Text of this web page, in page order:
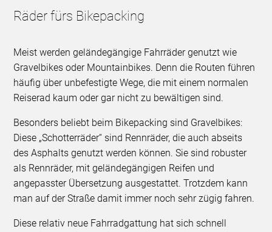
Räder fürs Bikepacking
Meist werden geländegängige Fahrräder genutzt wie
Gravelbikes oder Mountainbikes. Denn die Routen führen
häufig über unbefestigte Wege, die mit einem normalen
Reiserad kaum oder gar nicht zu bewältigen sind.
Besonders beliebt beim Bikepacking sind Gravelbikes:
Diese „Schotterräder“ sind Rennräder, die auch abseits
des Asphalts genutzt werden können. Sie sind robuster
als Rennräder, mit geländegängigen Reifen und
angepasster Übersetzung ausgestattet. Trotzdem kann
man auf der Straße damit immer noch sehr zügig fahren.
Diese relativ neue Fahrradgattung hat sich schnell